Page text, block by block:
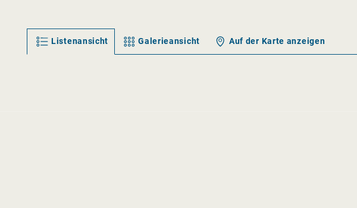
Listenansicht Galerieansicht Auf der Karte anzeigen